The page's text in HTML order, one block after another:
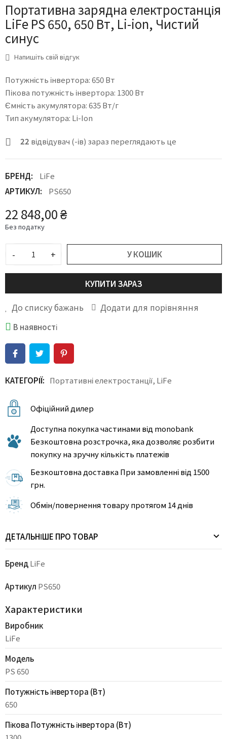
Портативна зарядна електростанція
LiFe PS 650, 650 Вт, Li-ion, Чистий
синус
Напишіть свій відгук
Потужність інвертора: 650 Вт
Пікова потужність інвертора: 1300 Вт
Ємність акумулятора: 635 Вт/г
Тип акумулятора: Li-Ion
22 відвідувач (-ів) зараз переглядають це
БРЕНД:
LiFe
АРТИКУЛ:
PS650
22 848,00 ₴
Без податку
- + У КОШИК
КУПИТИ ЗАРАЗ
До списку бажань Додати для порівняння
В наявності
КАТЕГОРІЇ: Портативні електростанції, LiFe
Офіційний дилер
Доступна покупка частинами від monobank
Безкоштовна розстрочка, яка дозволяє розбити
покупку на зручну кількість платежів
Безкоштовна доставка При замовленні від 1500
грн.
Обмін/повернення товару протягом 14 днів
ДЕТАЛЬНІШЕ ПРО ТОВАР
БрендLiFe
Артикул PS650
Характеристики
Виробник
LiFe
Модель
PS 650
Потужність інвертора (Вт)
650
Пікова Потужність інвертора (Вт)